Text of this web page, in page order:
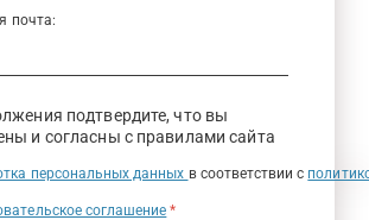
почта:
подтвердите, что вы
и согласны с правилами сайта
персональных данных в соответствии с
соглашение *